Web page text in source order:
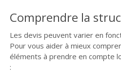
Comprendre la
Les devis peuvent varier en
Pour vous aider à mieux
éléments à prendre en compte
: